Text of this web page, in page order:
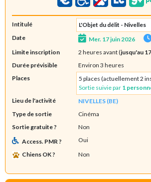
Intitulé
L'Objet du délit - Nivelles
Date
Mer. 17 juin 2026
Limite inscription
2 heures avant (jusqu'au
Durée prévisible
Environ 3 heures
Places
5 places (actuellement 2
Sortie suivie par 1
Lieu de l'activité
NIVELLES (BE)
Type de sortie
Cinéma
Sortie gratuite ?
Non
Access. PMR ?
Oui
Chiens OK ?
Non